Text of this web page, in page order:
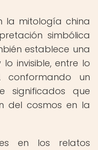
la mitología china
simbólica
establece una
invisible, entre lo
conformando un
significados que
del cosmos en la
en los relatos